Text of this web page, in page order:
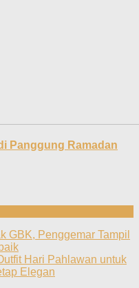
Panggung Ramadan
GBK, Penggemar Tampil
Hari Pahlawan untuk
Elegan